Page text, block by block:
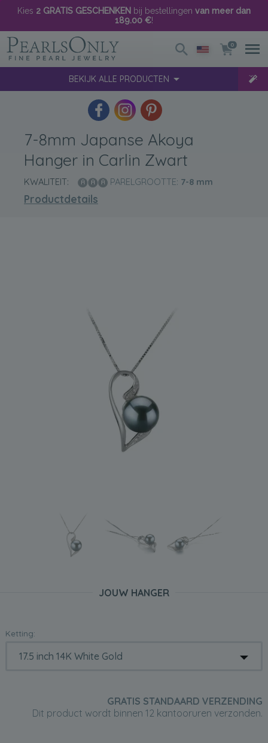
Kies 2 GRATIS GESCHENKEN bij bestellingen van meer dan
189.00 €!
0
BEKIJK ALLE PRODUCTEN
7-8mm Japanse Akoya
Hanger in Carlin Zwart
KWALITEIT: PARELGROOTTE: 7-8 mm
Productdetails
JOUW HANGER
Ketting:
GRATIS STANDAARD VERZENDING
Dit product wordt binnen 12 kantooruren verzonden.